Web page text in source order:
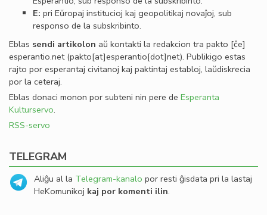
E: pri Eŭropaj institucioj kaj geopolitikaj novaĵoj, sub
responso de la subskribinto.
Eblas sendi artikolon aŭ kontakti la redakcion tra pakto [ĉe]
esperantio.net(pakto[at]esperantio[dot]net). Publikigo estas
rajto por esperantaj civitanoj kaj paktintaj establoj, laŭdiskrecia
por la ceteraj.
Eblas donaci monon por subteni nin pere de Esperanta
Kulturservo.
RSS-servo
TELEGRAM
Aliĝu al la Telegram-kanalo por resti ĝisdata pri la lastaj
HeKomunikoj kaj por komenti ilin.